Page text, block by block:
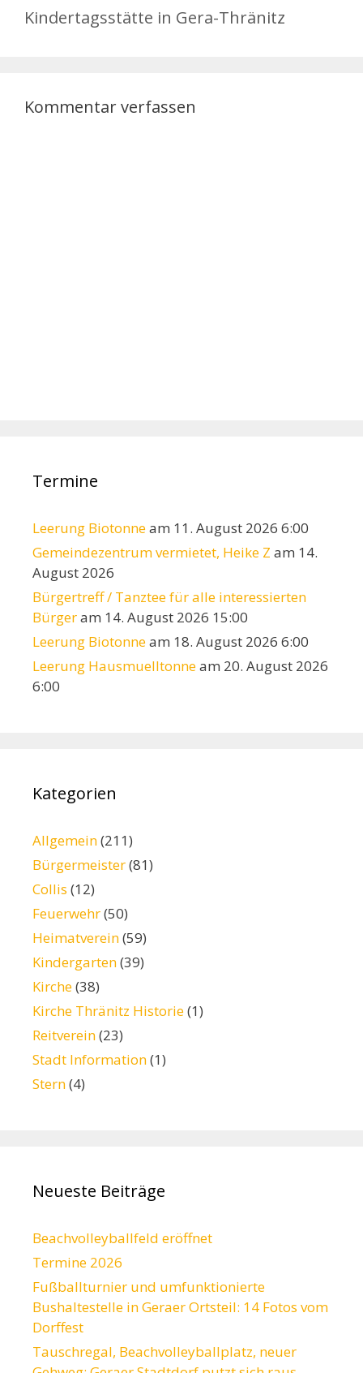
Kindertagsstätte in Gera-Thränitz
Kommentar verfassen
Termine
Leerung Biotonneam 11. August 2026 6:00
Gemeindezentrum vermietet, Heike Z am 14.
August 2026
Bürgertreff / Tanztee für alle interessierten
Bürgeram 14. August 2026 15:00
Leerung Biotonneam 18. August 2026 6:00
Leerung Hausmuelltonneam 20. August 2026
6:00
Kategorien
Allgemein(211)
Bürgermeister(81)
Collis (12)
Feuerwehr(50)
Heimatverein(59)
Kindergarten(39)
Kirche(38)
Kirche Thränitz Historie(1)
Reitverein(23)
Stadt Information(1)
Stern(4)
Neueste Beiträge
Beachvolleyballfeld eröffnet
Termine 2026
Fußballturnier und umfunktionierte
Bushaltestelle in Geraer Ortsteil: 14 Fotos vom
Dorffest
Tauschregal, Beachvolleyballplatz, neuer